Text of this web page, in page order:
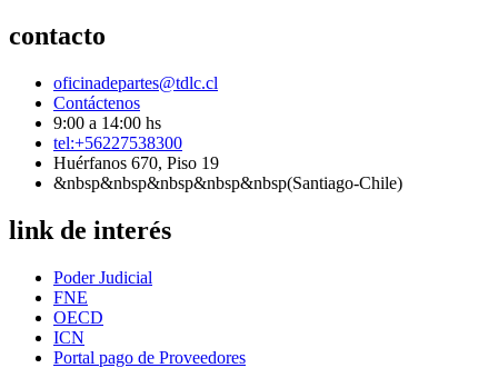
contacto
oficinadepartes@tdlc.cl
Contáctenos
9:00 a 14:00 hs
tel:+56227538300
Huérfanos 670, Piso 19
&nbsp&nbsp&nbsp&nbsp&nbsp(Santiago-Chile)
link de interés
Poder Judicial
FNE
OECD
ICN
Portal pago de Proveedores